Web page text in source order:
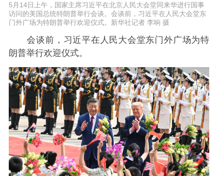
5月14日上午，国家主席习近平在北京人民大会堂同来华进行国事
访问的美国总统特朗普举行会谈。会谈前，习近平在人民大会堂东
门外广场为特朗普举行欢迎仪式。新华社记者 李响 摄
会谈前，习近平在人民大会堂东门外广场为特
朗普举行欢迎仪式。